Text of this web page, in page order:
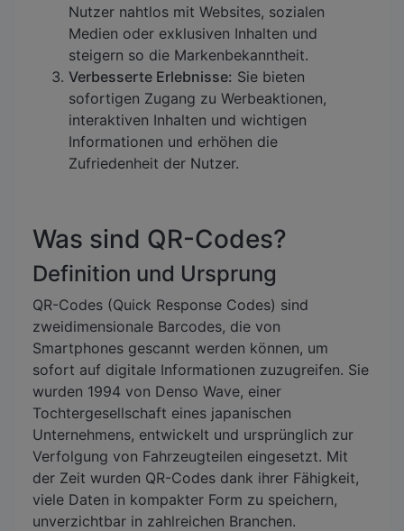
Nutzer nahtlos mit Websites, sozialen
Medien oder exklusiven Inhalten und
steigern so die Markenbekanntheit.
Verbesserte Erlebnisse: Sie bieten
sofortigen Zugang zu Werbeaktionen,
interaktiven Inhalten und wichtigen
Informationen und erhöhen die
Zufriedenheit der Nutzer.
Was sind QR-Codes?
Definition und Ursprung
QR-Codes (Quick Response Codes) sind
zweidimensionale Barcodes, die von
Smartphones gescannt werden können, um
sofort auf digitale Informationen zuzugreifen. Sie
wurden 1994 von Denso Wave, einer
Tochtergesellschaft eines japanischen
Unternehmens, entwickelt und ursprünglich zur
Verfolgung von Fahrzeugteilen eingesetzt. Mit
der Zeit wurden QR-Codes dank ihrer Fähigkeit,
viele Daten in kompakter Form zu speichern,
unverzichtbar in zahlreichen Branchen.